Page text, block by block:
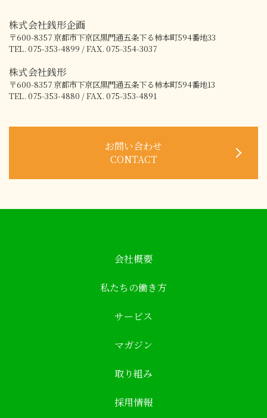
株式会社銭形企画
〒600-8357京都市下京区黒門通五条下る柿本町594番地33
TEL. 075-353-4899 / FAX. 075-354-3037
株式会社銭形
〒600-8357京都市下京区黒門通五条下る柿本町594番地13
TEL. 075-353-4880 / FAX. 075-353-4891
お問い合わせ
CONTACT
会社概要
私たちの働き方
サービス
マガジン
取り組み
採用情報